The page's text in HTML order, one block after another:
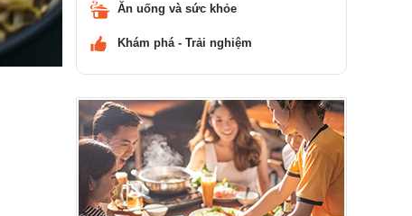
Ăn uống và sức khỏe
Khám phá - Trải nghiệm